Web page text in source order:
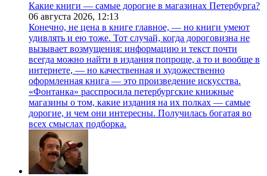
Какие книги — самые дорогие в магазинах Петербурга?
06 августа 2026, 12:13
Конечно, не цена в книге главное, — но книги умеют
удивлять и ею тоже. Тот случай, когда дороговизна не
вызывает возмущения: информацию и текст почти
всегда можно найти в издания попроще, а то и вообще в
интернете, — но качественная и художественно
оформленная книга — это произведение искусства.
«Фонтанка» расспросила петербургские книжные
магазины о том, какие издания на их полках — самые
дорогие, и чем они интересны. Получилась богатая во
всех смыслах подборка.